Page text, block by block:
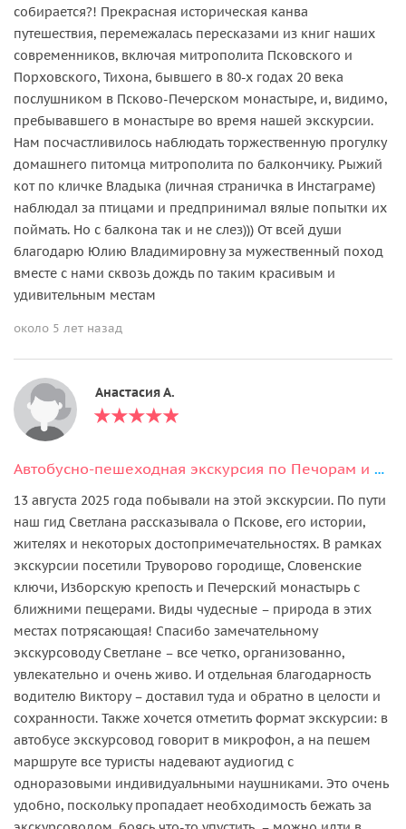
собирается?! Прекрасная историческая канва
путешествия, перемежалась пересказами из книг наших
современников, включая митрополита Псковского и
Порховского, Тихона, бывшего в 80-х годах 20 века
послушником в Псково-Печерском монастыре, и, видимо,
пребывавшего в монастыре во время нашей экскурсии.
Нам посчастливилось наблюдать торжественную прогулку
домашнего питомца митрополита по балкончику. Рыжий
кот по кличке Владыка (личная страничка в Инстаграме)
наблюдал за птицами и предпринимал вялые попытки их
поймать. Но с балкона так и не слез))) От всей души
благодарю Юлию Владимировну за мужественный поход
вместе с нами сквозь дождь по таким красивым и
удивительным местам
около 5 лет назад
Анастасия А.
Автобусно-пешеходная экскурсия по Печорам и Изборску
13 августа 2025 года побывали на этой экскурсии. По пути
наш гид Светлана рассказывала о Пскове, его истории,
жителях и некоторых достопримечательностях. В рамках
экскурсии посетили Труворово городище, Словенские
ключи, Изборскую крепость и Печерский монастырь с
ближними пещерами. Виды чудесные – природа в этих
местах потрясающая! Спасибо замечательному
экскурсоводу Светлане – все четко, организованно,
увлекательно и очень живо. И отдельная благодарность
водителю Виктору – доставил туда и обратно в целости и
сохранности. Также хочется отметить формат экскурсии: в
автобусе экскурсовод говорит в микрофон, а на пешем
маршруте все туристы надевают аудиогид с
одноразовыми индивидуальными наушниками. Это очень
удобно, поскольку пропадает необходимость бежать за